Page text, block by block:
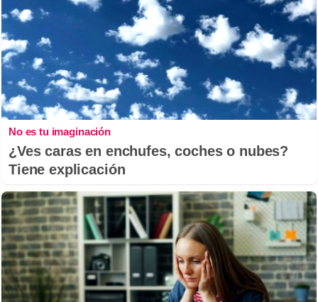
No es tu imaginación
¿Ves caras en enchufes, coches o nubes?
Tiene explicación